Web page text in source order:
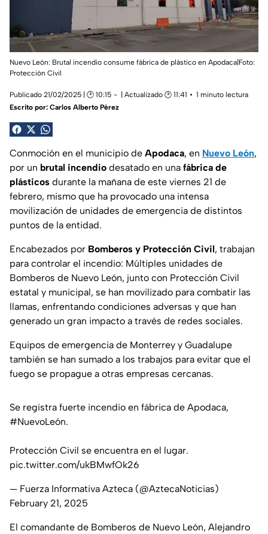
Nuevo León: Brutal incendio consume fábrica de plástico en Apodaca| Foto:
Protección Civil
Publicado 21/02/2025 | 🕑 10:15 | Actualizado 🕑 11:41
1 minuto lectura
Escrito por: Carlos Alberto Pérez
Conmoción en el municipio de Apodaca, en Nuevo León,
por un brutal incendio desatado en una fábrica de
plásticos durante la mañana de este viernes 21 de
febrero, mismo que ha provocado una intensa
movilización de unidades de emergencia de distintos
puntos de la entidad.
Encabezados por Bomberos y Protección Civil, trabajan
para controlar el incendio: Múltiples unidades de
Bomberos de Nuevo León, junto con Protección Civil
estatal y municipal, se han movilizado para combatir las
llamas, enfrentando condiciones adversas y que han
generado un gran impacto a través de redes sociales.
Equipos de emergencia de Monterrey y Guadalupe
también se han sumado a los trabajos para evitar que el
fuego se propague a otras empresas cercanas.
Se registra fuerte incendio en fábrica de Apodaca,
#NuevoLeón.
Protección Civil se encuentra en el lugar.
pic.twitter.com/ukBMwfOk26
— Fuerza Informativa Azteca (@AztecaNoticias)
February 21, 2025
El comandante de Bomberos de Nuevo León, Alejandro